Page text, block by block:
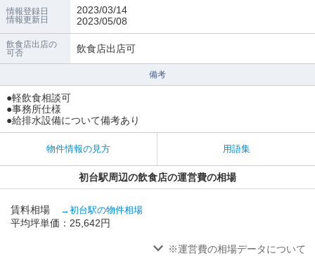
情報登録日
情報更新日
2023/03/14
2023/05/08
飲食店出店の
可否
飲食店出店可
備考
●軽飲食相談可
●事務所仕様
●給排水設備について備考あり
物件情報の見方 用語集
初台駅周辺の飲食店の運営費の相場
賃料相場 →初台駅の物件相場
平均坪単価：25,642円
※運営費の相場データについて